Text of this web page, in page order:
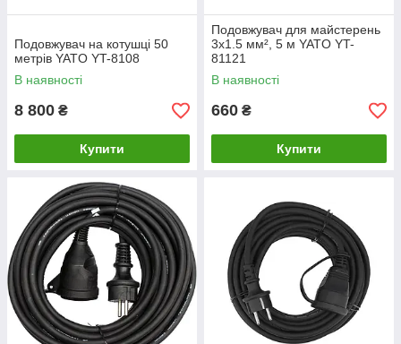
Подовжувач на котушці 50
метрів YATO YT-8108
В наявності
8 800 ₴
Купити
Подовжувач для майстерень
3х1.5 мм², 5 м YATO YT-
81121
В наявності
660 ₴
Купити